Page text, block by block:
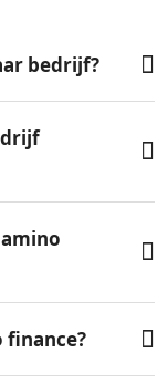
bedrijf?
finance?